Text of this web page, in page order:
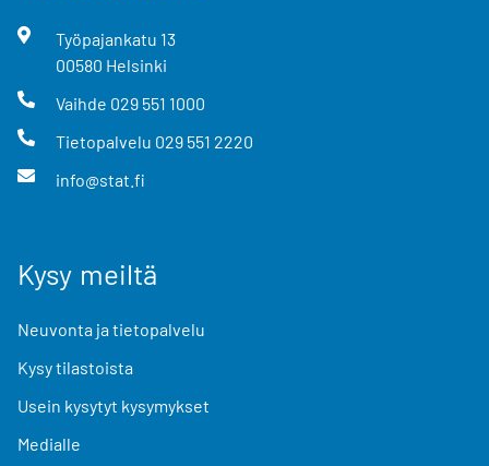
Työpajankatu 13
00580 Helsinki
Vaihde 029 551 1000
Tietopalvelu 029 551 2220
info@stat.fi
Kysy meiltä
Neuvonta ja tietopalvelu
Kysy tilastoista
Usein kysytyt kysymykset
Medialle